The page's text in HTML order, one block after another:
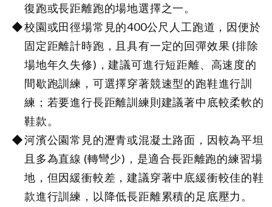
復跑或長距離跑的場地選擇之一。
校園或田徑場常見的400公尺人工跑道，因便於
固定距離計時跑，且具有一定的回彈效果 (排除
場地年久失修)，建議可進行短距離、高速度的
間歇跑訓練，可選擇穿著競速型的跑鞋進行訓
練；若要進行長距離訓練則建議著中底較柔軟的
鞋款。
河濱公園常見的瀝青或混凝土路面，因較為平坦
且多為直線 (轉彎少)，是適合長距離跑的練習場
地，但因緩衝較差，建議穿著中底緩衝較佳的鞋
款進行訓練，以降低長距離累積的足底壓力。